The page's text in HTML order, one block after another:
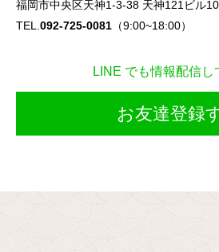
福岡市中央区天神1-3-38 天神121ビル
TEL. 092-725-0081 （9:00~18:00）
LINE でも情報配信し
お友達登録